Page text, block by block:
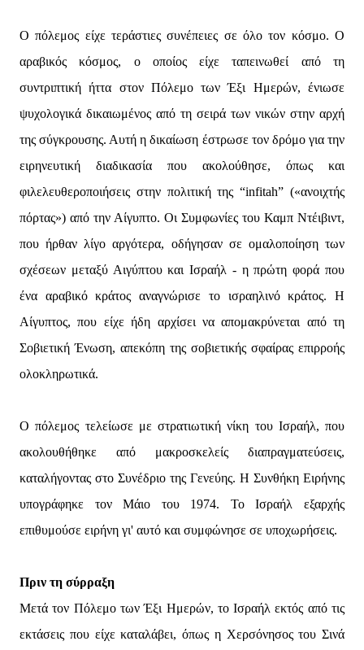
Ο πόλεμος είχε τεράστιες συνέπειες σε όλο τον κόσμο. Ο
αραβικός κόσμος, ο οποίος είχε ταπεινωθεί από τη
συντριπτική ήττα στον Πόλεμο των Έξι Ημερών, ένιωσε
ψυχολογικά δικαιωμένος από τη σειρά των νικών στην αρχή
της σύγκρουσης. Αυτή η δικαίωση έστρωσε τον δρόμο για την
ειρηνευτική διαδικασία που ακολούθησε, όπως και
φιλελευθεροποιήσεις στην πολιτική της “infitah” («ανοιχτής
πόρτας») από την Αίγυπτο. Οι Συμφωνίες του Καμπ Ντέιβιντ,
που ήρθαν λίγο αργότερα, οδήγησαν σε ομαλοποίηση των
σχέσεων μεταξύ Αιγύπτου και Ισραήλ - η πρώτη φορά που
ένα αραβικό κράτος αναγνώρισε το ισραηλινό κράτος. Η
Αίγυπτος, που είχε ήδη αρχίσει να απομακρύνεται από τη
Σοβιετική Ένωση, απεκόπη της σοβιετικής σφαίρας επιρροής
ολοκληρωτικά.
Ο πόλεμος τελείωσε με στρατιωτική νίκη του Ισραήλ, που
ακολουθήθηκε από μακροσκελείς διαπραγματεύσεις,
καταλήγοντας στο Συνέδριο της Γενεύης. Η Συνθήκη Ειρήνης
υπογράφηκε τον Μάιο του 1974. Το Ισραήλ εξαρχής
επιθυμούσε ειρήνη γι' αυτό και συμφώνησε σε υποχωρήσεις.
Πριν τη σύρραξη
Μετά τον Πόλεμο των Έξι Ημερών, το Ισραήλ εκτός από τις
εκτάσεις που είχε καταλάβει, όπως η Χερσόνησος του Σινά